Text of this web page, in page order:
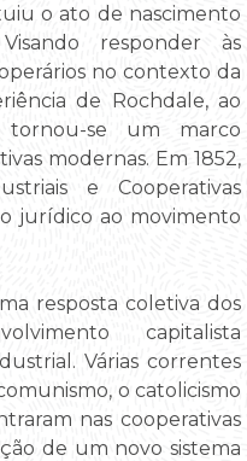
o ato de nascimento
responder às
no contexto da
de Rochdale, ao
tornou-se um marco
modernas. Em 1852,
e Cooperativas
jurídico ao movimento
resposta coletiva dos
capitalista
Várias correntes
o catolicismo
nas cooperativas
de um novo sistema